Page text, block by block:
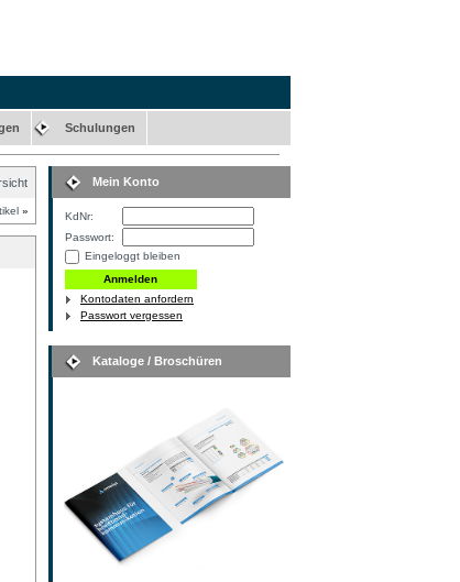
Schulungen
Mein Konto
KdNr:
Passwort:
Eingeloggt bleiben
Kontodaten anfordern
Passwort vergessen
Kataloge / Broschüren
»